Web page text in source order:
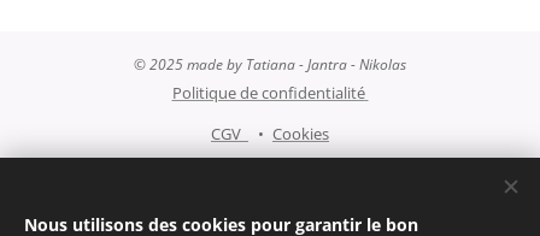
© 2025 made by Tatiana - Jantra - Nikolas
Politique de confidentialité
CGV
Cookies
Français
Čeština
Nous utilisons des cookies pour garantir le bon